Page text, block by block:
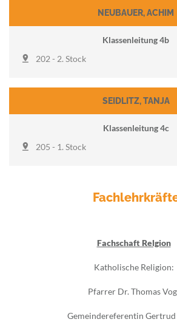
NEUBAUER,ACHIM
Klassenleitung 4b
202 - 2. Stock
SEIDLITZ,TANJA
Klassenleitung 4c
205 - 1. Stock
Fachschaft Relgion
Katholische Religion:
Pfarrer Dr. Thomas
Gemeindereferentin